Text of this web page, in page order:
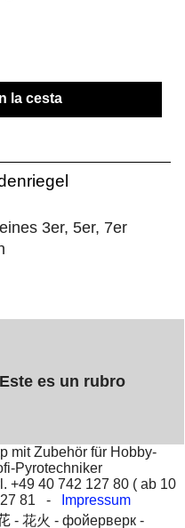
la cesta
3er, 5er, 7er
Este es un rubro
mit Zubehör für Hobby-
Pyrotechniker
40 742 127 80 ( ab 10
81 -
Impressum
- 花火 - фойерверк -